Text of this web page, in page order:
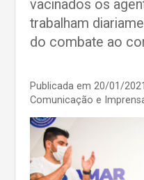
vacinados os
trabalham
do combate ao
Publicada em 20/01/
Comunicação e